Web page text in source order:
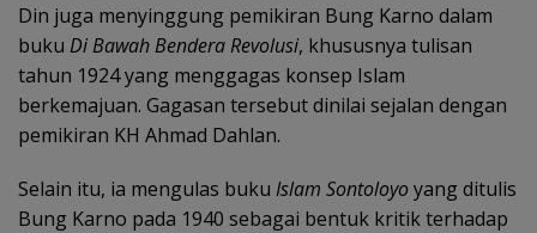
Din juga menyinggung pemikiran Bung Karno dalam
buku Di Bawah Bendera Revolusi, khususnya tulisan
tahun 1924 yang menggagas konsep Islam
berkemajuan. Gagasan tersebut dinilai sejalan dengan
pemikiran KH Ahmad Dahlan.
Selain itu, ia mengulas buku Islam Sontoloyoyang ditulis
Bung Karno pada 1940 sebagai bentuk kritik terhadap